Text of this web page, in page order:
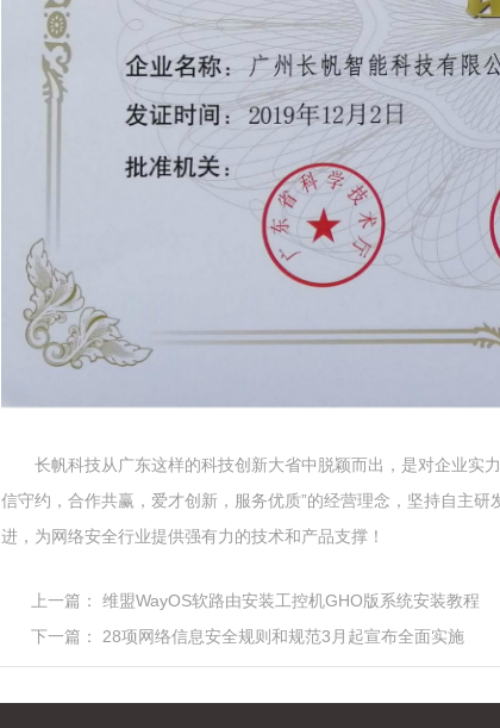
长帆科技从广东这样的科技创新大省中脱颖而出，是对企业实
信守约，合作共赢，爱才创新，服务优质”的经营理念，坚持自主
进，为网络安全行业提供强有力的技术和产品支撑！
上一篇： 维盟WayOS软路由安装工控机GHO版系统安装教程
下一篇： 28项网络信息安全规则和规范3月起宣布全面实施